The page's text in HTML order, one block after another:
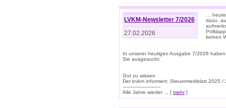
LVKM-Newsletter 7/2026
27.02.2026
…
dazu,
keinen
In unserer heutigen Ausgabe 7/2026
Sie ausgesucht:
Gut zu wissen
Der bvkm informiert: Steuermerkblatt 2025 /
-------------------------
Alle Jahre wieder ... [ mehr]